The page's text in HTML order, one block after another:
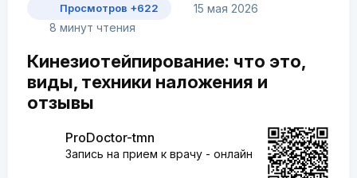
Просмотров +622
15 мая 2026
8 минут чтения
Кинезиотейпирование: что это,
виды, техники наложения и
отзывы
ProDoctor-tmn
Запись на прием к врачу - онлайн